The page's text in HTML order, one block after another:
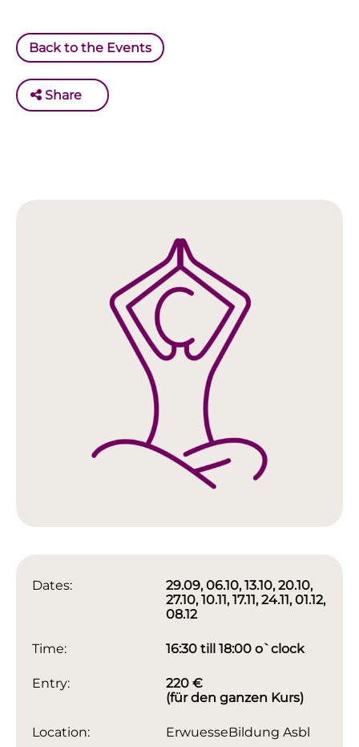
Back to the Events
Share
Dates:
29.09, 06.10, 13.10, 20.10,
27.10, 10.11, 17.11, 24.11, 01.12,
08.12
Time: 16:30 till 18:00 o`clock
Entry:
220 €
(für den ganzen Kurs)
Location:
ErwuesseBildung Asbl